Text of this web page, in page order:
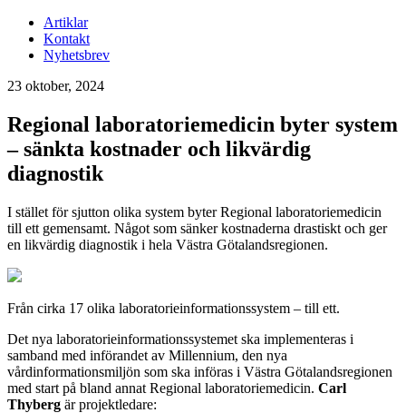
Artiklar
Kontakt
Nyhetsbrev
23 oktober, 2024
Regional laboratoriemedicin byter system
– sänkta kostnader och likvärdig
diagnostik
I stället för sjutton olika system byter Regional laboratoriemedicin
till ett gemensamt. Något som sänker kostnaderna drastiskt och ger
en likvärdig diagnostik i hela Västra Götalandsregionen.
Från cirka 17 olika laboratorieinformationssystem – till ett.
Det nya laboratorieinformationssystemet ska implementeras i
samband med införandet av Millennium, den nya
vårdinformationsmiljön som ska införas i Västra Götalandsregionen
med start på bland annat Regional laboratoriemedicin. Carl
Thyberg är projektledare: